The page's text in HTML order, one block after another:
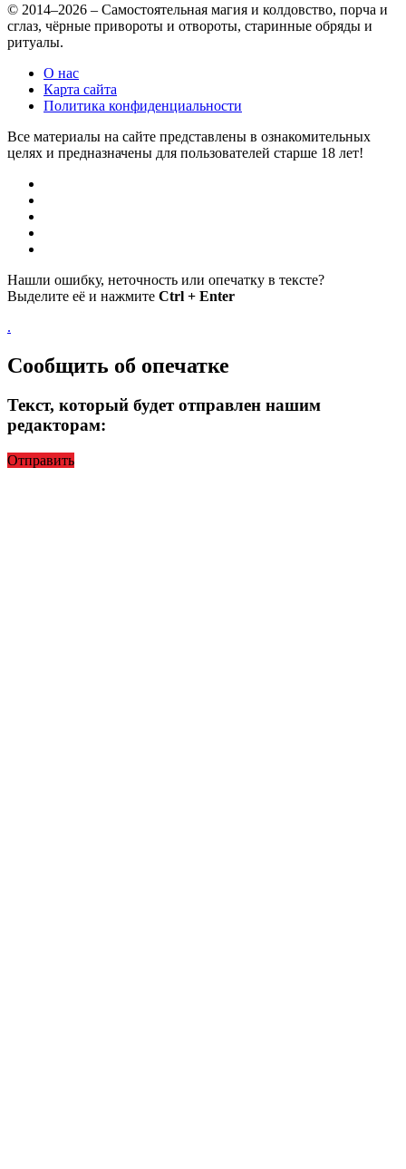
© 2014–2026 – Самостоятельная магия и колдовство, порча и
сглаз, чёрные привороты и отвороты, старинные обряды и
ритуалы.
О нас
Карта сайта
Политика конфиденциальности
Все материалы на сайте представлены в ознакомительных
целях и предназначены для пользователей старше 18 лет!
Нашли ошибку, неточность или опечатку в тексте?
Выделите её и нажмите Ctrl + Enter
.
Сообщить об опечатке
Текст, который будет отправлен нашим
редакторам:
Отправить